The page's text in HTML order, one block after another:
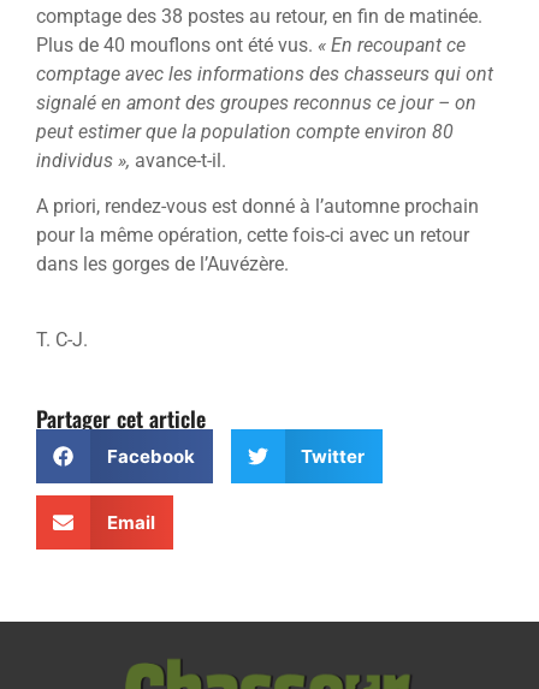
comptage des 38 postes au retour, en fin de matinée.
Plus de 40 mouflons ont été vus. « En recoupant ce
comptage avec les informations des chasseurs qui ont
signalé en amont des groupes reconnus ce jour – on
peut estimer que la population compte environ 80
individus », avance-t-il.
A priori, rendez-vous est donné à l’automne prochain
pour la même opération, cette fois-ci avec un retour
dans les gorges de l’Auvézère.
T. C-J.
Partager cet article
Facebook Twitter
Email